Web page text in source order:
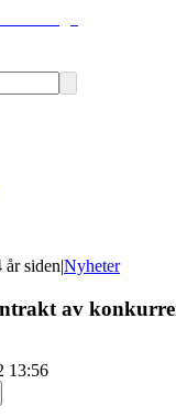
år siden|Nyheter
av
13:56